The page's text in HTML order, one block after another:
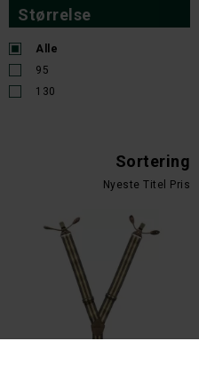
Størrelse
Alle
95
130
Sortering
Nyeste Titel Pris